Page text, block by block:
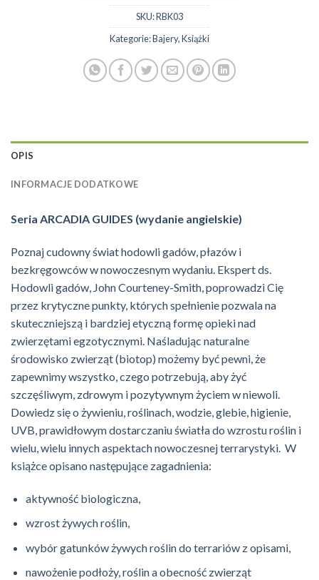
SKU:RBK03
Kategorie:Bajery,Książki
OPIS
INFORMACJE DODATKOWE
Seria ARCADIA GUIDES (wydanie angielskie)
Poznaj cudowny świat hodowli gadów, płazów i
bezkręgowców w nowoczesnym wydaniu. Ekspert ds.
Hodowli gadów, John Courteney-Smith, poprowadzi Cię
przez krytyczne punkty, których spełnienie pozwala na
skuteczniejszą i bardziej etyczną formę opieki nad
zwierzętami egzotycznymi. Naśladując naturalne
środowisko zwierząt (biotop) możemy być pewni, że
zapewnimy wszystko, czego potrzebują, aby żyć
szczęśliwym, zdrowym i pozytywnym życiem w niewoli.
Dowiedz się o żywieniu, roślinach, wodzie, glebie, higienie,
UVB, prawidłowym dostarczaniu światła do wzrostu roślin i
wielu, wielu innych aspektach nowoczesnej terrarystyki. W
książce opisano następujące zagadnienia:
aktywność biologiczna,
wzrost żywych roślin,
wybór gatunków żywych roślin do terrariów z opisami,
nawożenie podłoży, roślin a obecność zwierząt